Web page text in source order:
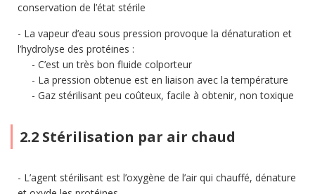
conservation de l’état stérile
La vapeur d’eau sous pression provoque la dénaturation et
l’hydrolyse des protéines :
C’est un très bon fluide colporteur
La pression obtenue est en liaison avec la température
Gaz stérilisant peu coûteux, facile à obtenir, non toxique
2.2 Stérilisation par air chaud
L’agent stérilisant est l’oxygène de l’air qui chauffé, dénature